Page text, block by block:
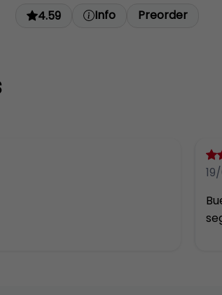
4.59 Info Preorder